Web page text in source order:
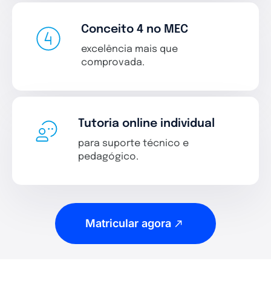
Conceito 4 no MEC
excelência mais que
comprovada.
Tutoria online individual
para suporte técnico e
pedagógico.
Matricular agora